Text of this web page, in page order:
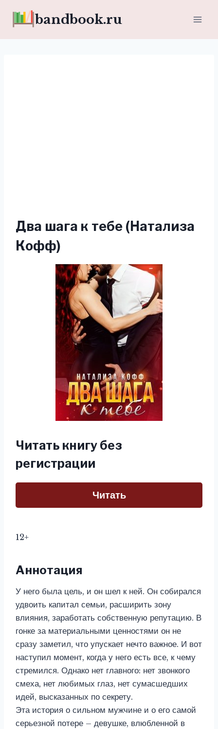
bandbook.ru
Два шага к тебе (Натализа
Кофф)
Читать книгу без
регистрации
Читать
12+
Аннотация
У него была цель, и он шел к ней. Он собирался
удвоить капитал семьи, расширить зону
влияния, заработать собственную репутацию. В
гонке за материальными ценностями он не
сразу заметил, что упускает нечто важное. И вот
наступил момент, когда у него есть все, к чему
стремился. Однако нет главного: нет звонкого
смеха, нет любимых глаз, нет сумасшедших
идей, высказанных по секрету.
Эта история о сильном мужчине и о его самой
серьезной потере – девушке, влюбленной в